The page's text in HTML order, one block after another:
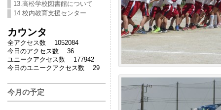
13.高松学校図書館について
14 校内教育支援センター
カウンタ
全アクセス数 1052084
今日のアクセス数 36
ユニークアクセス数 177942
今日のユニークアクセス数 29
今月の予定